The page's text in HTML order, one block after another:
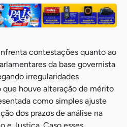
contestações quanto ao
da base governista
irregularidades
houve alteração de mérito
como simples ajuste
dos prazos de análise na